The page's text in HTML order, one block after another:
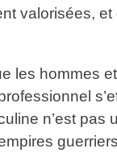
valorisées,
hommes
n’est pas